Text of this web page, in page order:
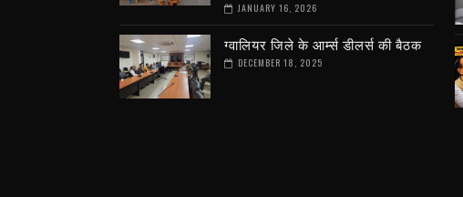
JANUARY 16, 2026
ग्वालियर जिले के आर्म्स डीलर्स की बैठक
DECEMBER 18, 2025